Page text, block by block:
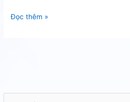
kéo
Đọc thêm »